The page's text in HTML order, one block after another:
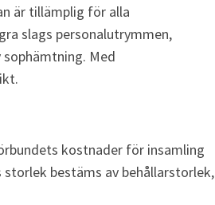
är tillämplig för alla
slags personalutrymmen,
Med
kostnader för insamling
bestäms av behållarstorlek,